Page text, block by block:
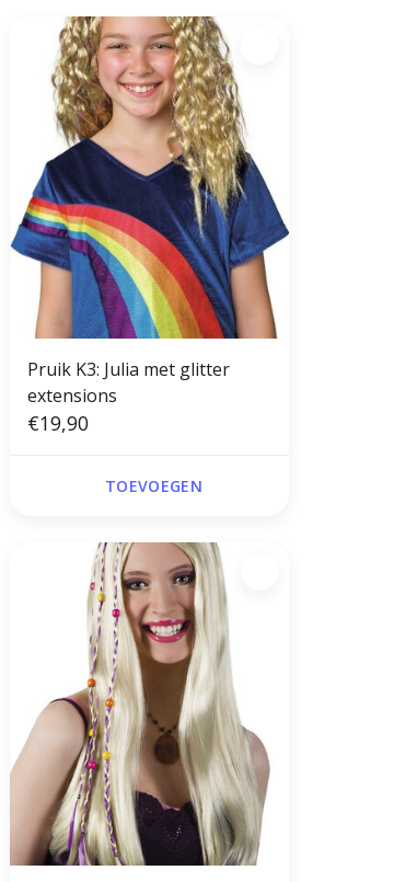
Pruik K3: Julia met glitter
extensions
€19,90
TOEVOEGEN